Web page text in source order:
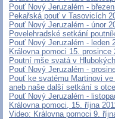
Pouť Nový Jeruzalém -
Pekařská pouť v Tasovicích
Pouť Nový Jeruzalém - únor
Povelehradské setkání
Pouť Nový Jeruzalém - leden
Královna pomoci 15. prosince
Poutní mše svatá v
Pouť Nový Jeruzalém -
Pouť ke svatému Martinovi
aneb naše další setkání s
Pouť Nový Jeruzalém -
Královna pomoci, 15. října
Video: Královna pomoci 9.